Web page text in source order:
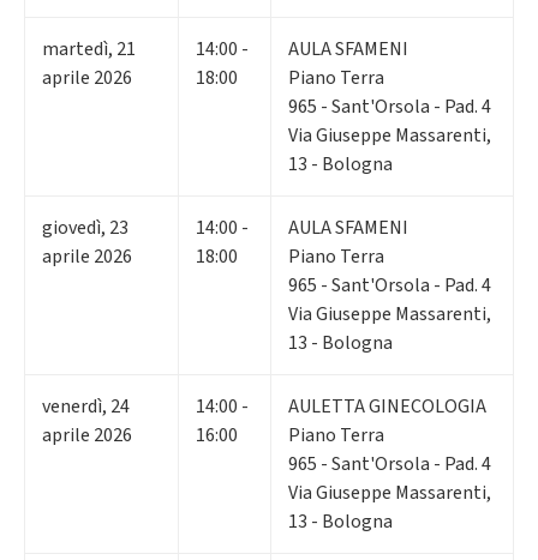
martedì, 21
aprile 2026
14:00 -
18:00
AULA SFAMENI
Piano Terra
965 - Sant'Orsola - Pad. 4
Via Giuseppe Massarenti,
13 - Bologna
giovedì, 23
aprile 2026
14:00 -
18:00
AULA SFAMENI
Piano Terra
965 - Sant'Orsola - Pad. 4
Via Giuseppe Massarenti,
13 - Bologna
venerdì, 24
aprile 2026
14:00 -
16:00
AULETTA GINECOLOGIA
Piano Terra
965 - Sant'Orsola - Pad. 4
Via Giuseppe Massarenti,
13 - Bologna